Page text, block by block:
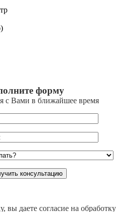
форму
с Вами в ближайшее время
вы даете согласие на обработку